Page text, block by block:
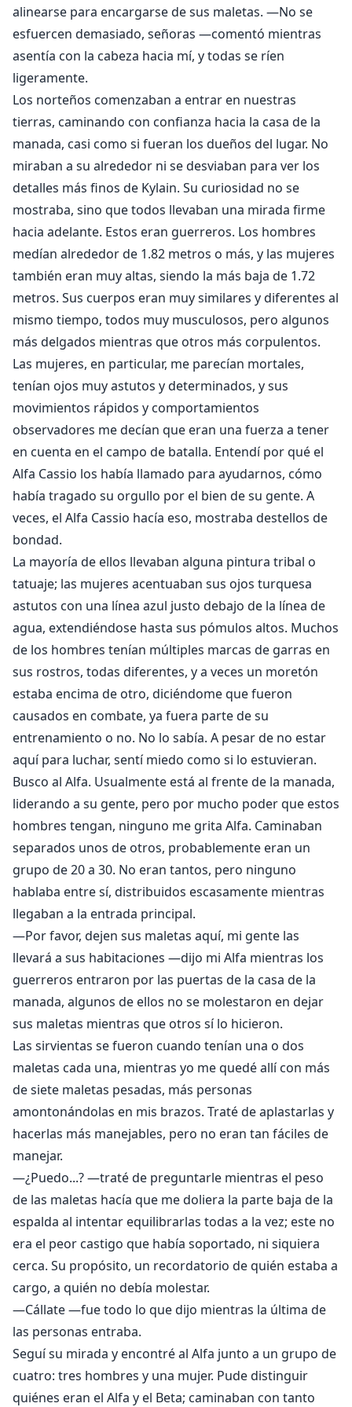
alinearse para encargarse de sus maletas. —No se
esfuercen demasiado, señoras —comentó mientras
asentía con la cabeza hacia mí, y todas se ríen
ligeramente.
Los norteños comenzaban a entrar en nuestras
tierras, caminando con confianza hacia la casa de la
manada, casi como si fueran los dueños del lugar. No
miraban a su alrededor ni se desviaban para ver los
detalles más finos de Kylain. Su curiosidad no se
mostraba, sino que todos llevaban una mirada firme
hacia adelante. Estos eran guerreros. Los hombres
medían alrededor de 1.82 metros o más, y las mujeres
también eran muy altas, siendo la más baja de 1.72
metros. Sus cuerpos eran muy similares y diferentes al
mismo tiempo, todos muy musculosos, pero algunos
más delgados mientras que otros más corpulentos.
Las mujeres, en particular, me parecían mortales,
tenían ojos muy astutos y determinados, y sus
movimientos rápidos y comportamientos
observadores me decían que eran una fuerza a tener
en cuenta en el campo de batalla. Entendí por qué el
Alfa Cassio los había llamado para ayudarnos, cómo
había tragado su orgullo por el bien de su gente. A
veces, el Alfa Cassio hacía eso, mostraba destellos de
bondad.
La mayoría de ellos llevaban alguna pintura tribal o
tatuaje; las mujeres acentuaban sus ojos turquesa
astutos con una línea azul justo debajo de la línea de
agua, extendiéndose hasta sus pómulos altos. Muchos
de los hombres tenían múltiples marcas de garras en
sus rostros, todas diferentes, y a veces un moretón
estaba encima de otro, diciéndome que fueron
causados en combate, ya fuera parte de su
entrenamiento o no. No lo sabía. A pesar de no estar
aquí para luchar, sentí miedo como si lo estuvieran.
Busco al Alfa. Usualmente está al frente de la manada,
liderando a su gente, pero por mucho poder que estos
hombres tengan, ninguno me grita Alfa. Caminaban
separados unos de otros, probablemente eran un
grupo de 20 a 30. No eran tantos, pero ninguno
hablaba entre sí, distribuidos escasamente mientras
llegaban a la entrada principal.
—Por favor, dejen sus maletas aquí, mi gente las
llevará a sus habitaciones —dijo mi Alfa mientras los
guerreros entraron por las puertas de la casa de la
manada, algunos de ellos no se molestaron en dejar
sus maletas mientras que otros sí lo hicieron.
Las sirvientas se fueron cuando tenían una o dos
maletas cada una, mientras yo me quedé allí con más
de siete maletas pesadas, más personas
amontonándolas en mis brazos. Traté de aplastarlas y
hacerlas más manejables, pero no eran tan fáciles de
manejar.
—¿Puedo...? —traté de preguntarle mientras el peso
de las maletas hacía que me doliera la parte baja de la
espalda al intentar equilibrarlas todas a la vez; este no
era el peor castigo que había soportado, ni siquiera
cerca. Su propósito, un recordatorio de quién estaba a
cargo, a quién no debía molestar.
—Cállate —fue todo lo que dijo mientras la última de
las personas entraba.
Seguí su mirada y encontré al Alfa junto a un grupo de
cuatro: tres hombres y una mujer. Pude distinguir
quiénes eran el Alfa y el Beta; caminaban con tanto